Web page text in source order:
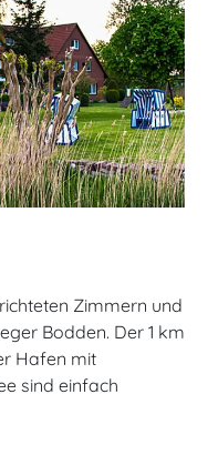
Zimmern und
Bodden. Der 1 km
Hafen mit
sind einfach